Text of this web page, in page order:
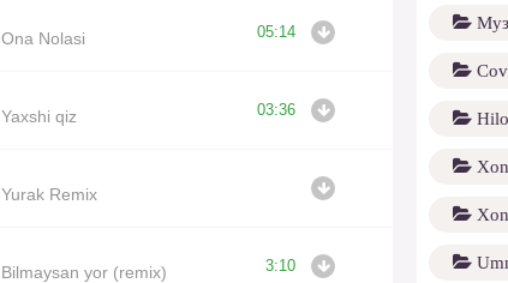
Ona Nolasi 05:14
Yaxshi qiz 03:36
Yurak Remix
Bilmaysan yor (remix) 3:10